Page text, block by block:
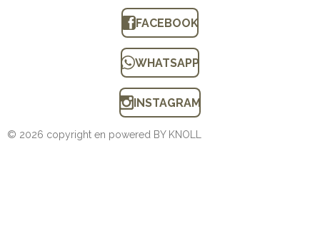
FACEBOOK
WHATSAPP
INSTAGRAM
© 2026 copyright en powered BY KNOLL